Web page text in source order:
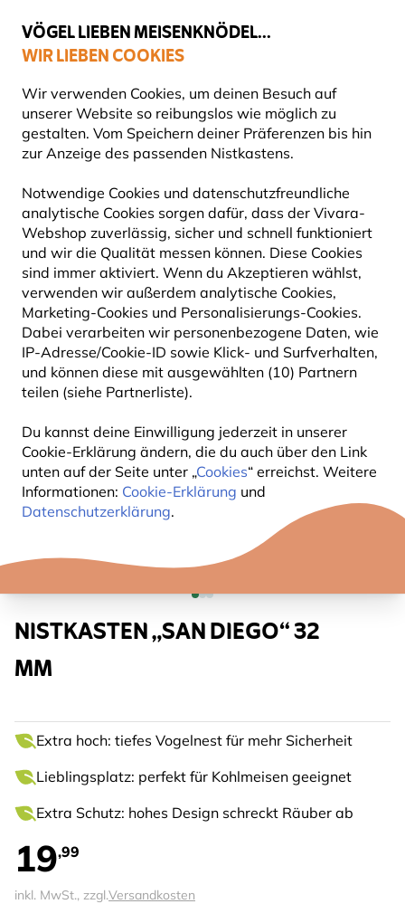
VÖGEL LIEBEN MEISENKNÖDEL...
WIR LIEBEN COOKIES
Wir verwenden Cookies, um deinen Besuch auf
unserer Website so reibungslos wie möglich zu
gestalten. Vom Speichern deiner Präferenzen bis hin
zur Anzeige des passenden Nistkastens.
Notwendige Cookies und datenschutzfreundliche
analytische Cookies sorgen dafür, dass der Vivara-
Webshop zuverlässig, sicher und schnell funktioniert
und wir die Qualität messen können. Diese Cookies
sind immer aktiviert. Wenn du Akzeptieren wählst,
verwenden wir außerdem analytische Cookies,
Marketing-Cookies und Personalisierungs-Cookies.
Dabei verarbeiten wir personenbezogene Daten, wie
IP-Adresse/Cookie-ID sowie Klick- und Surfverhalten,
und können diese mit ausgewählten (10) Partnern
teilen (siehe Partnerliste).
Du kannst deine Einwilligung jederzeit in unserer
Cookie-Erklärung ändern, die du auch über den Link
unten auf der Seite unter „Cookies“ erreichst. Weitere
Informationen: Cookie-Erklärung und
Datenschutzerklärung.
Top-bewertet in 11 Ländern
Gratis Versand ab 49 €
Nistkästen Nistkästen aus Holz
NISTKASTEN „SAN DIEGO“ 32
MM
Extra hoch: tiefes Vogelnest für mehr Sicherheit
Lieblingsplatz: perfekt für Kohlmeisen geeignet
Extra Schutz: hohes Design schreckt Räuber ab
19,99
inkl. MwSt., zzgl.Versandkosten